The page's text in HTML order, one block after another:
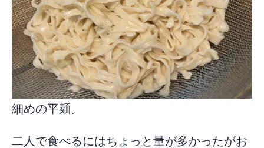
細めの平麺。
二人で食べるにはちょっと量が多かったがお